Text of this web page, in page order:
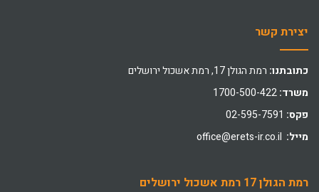
יצירת קשר
כתובתנו: רמת הגולן 17, רמת אשכול ירושלים
משרד:
פקס:
מייל: office@erets-ir.co.il
רמת הגולן 17 רמת אשכול ירושלים